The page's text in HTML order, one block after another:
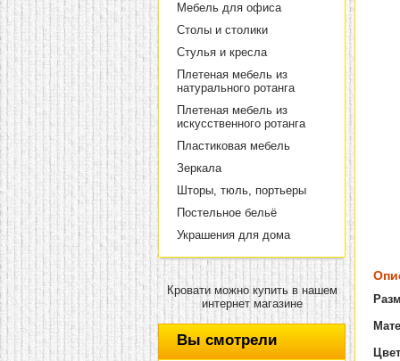
Мебель для офиса
Столы и столики
Стулья и кресла
Плетеная мебель из
натурального ротанга
Плетеная мебель из
искусственного ротанга
Пластиковая мебель
Зеркала
Шторы, тюль, портьеры
Постельное бельё
Украшения для дома
Кровати можно купить в нашем
интернет магазине
Вы смотрели